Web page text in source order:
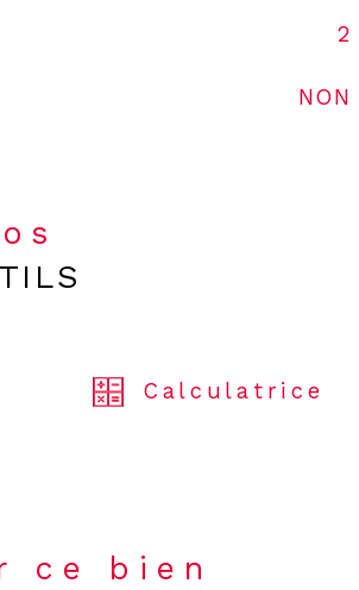
2
NON
Nos
Calculatrice
ce bien